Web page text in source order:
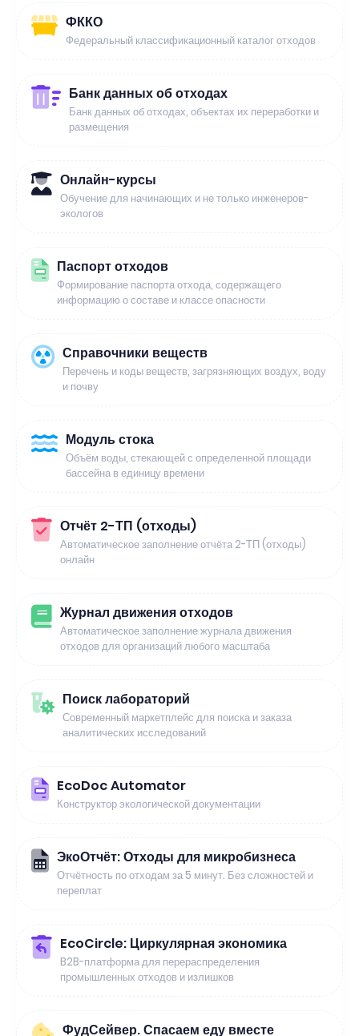
ФККО
Федеральный классификационный каталог отходов
Банк данных об отходах
Банк данных об отходах, объектах их переработки и
размещения
Онлайн-курсы
Обучение для начинающих и не только инженеров-
экологов
Паспорт отходов
Формирование паспорта отхода, содержащего
информацию о составе и классе опасности
Справочники веществ
Перечень и коды веществ, загрязняющих воздух, воду
и почву
Модуль стока
Объём воды, стекающей с определенной площади
бассейна в единицу времени
Отчёт 2-ТП (отходы)
Автоматическое заполнение отчёта 2-ТП (отходы)
онлайн
Журнал движения отходов
Автоматическое заполнение журнала движения
отходов для организаций любого масштаба
Поиск лабораторий
Современный маркетплейс для поиска и заказа
аналитических исследований
EcoDoc Automator
Конструктор экологической документации
ЭкоОтчёт: Отходы для микробизнеса
Отчётность по отходам за 5 минут. Без сложностей и
переплат
EcoCircle: Циркулярная экономика
B2B-платформа для перераспределения
промышленных отходов и излишков
ФудСейвер. Спасаем еду вместе